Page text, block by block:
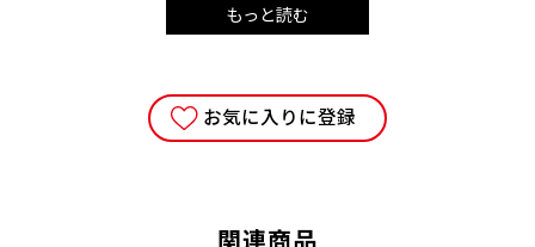
■座面両端のフレームの高さ：約43.5㎝
■座面布部（おしり部分）：約33㎝
もっと読む
お気に入りに登録
関連商品